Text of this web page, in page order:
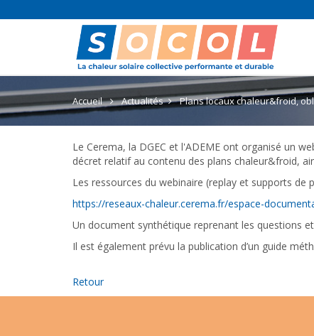
Accueil Actualités Plans locaux chaleur&froid,
Le Cerema, la DGEC et l'ADEME ont organisé un
décret relatif au contenu des plans chaleur&froid,
Les ressources du webinaire (replay et supports
https://reseaux-chaleur.cerema.fr/espace-
Un document synthétique reprenant les questions
Il est également prévu la publication d’un guide
Retour